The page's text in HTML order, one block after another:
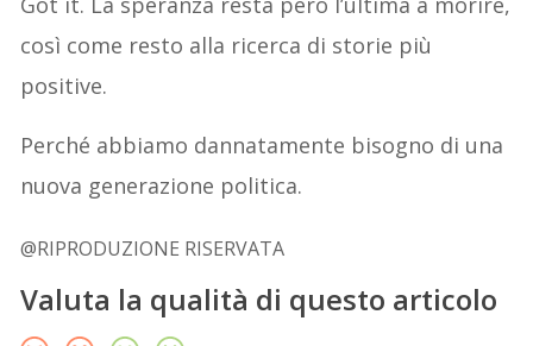
così come resto alla ricerca di storie più
positive.
Perché abbiamo dannatamente bisogno di una
nuova generazione politica.
@RIPRODUZIONE RISERVATA
Valuta la qualità di questo articolo